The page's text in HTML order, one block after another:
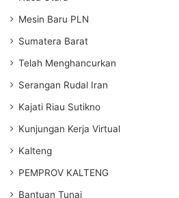
Mesin Baru PLN
Sumatera Barat
Telah Menghancurkan
Serangan Rudal Iran
Kajati Riau Sutikno
Kunjungan Kerja Virtual
Kalteng
PEMPROV KALTENG
Bantuan Tunai